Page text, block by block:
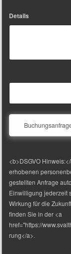
Details
<b>DSGVO
erhobenen
gestellten Anfrage
Einwilligung jederzeit
Wirkung für die
finden Sie in der <a
href="https://
rung</a>.